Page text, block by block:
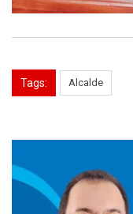
Tags: Alcalde